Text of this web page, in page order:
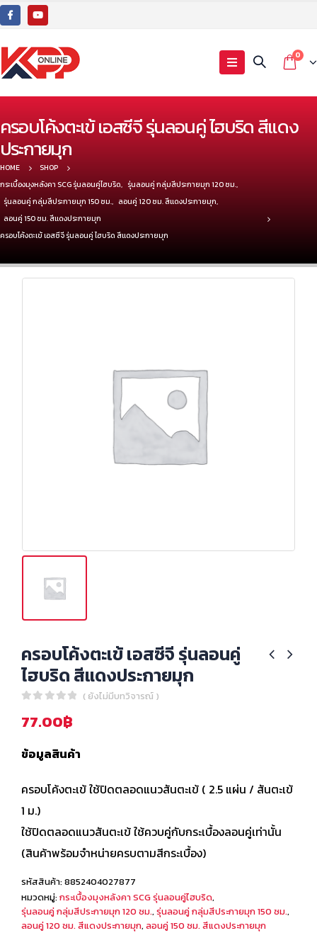
0
ครอบโค้งตะเข้ เอสซีจี รุ่นลอนคู่ ไฮบริด สีแดง
ประกายมุก
HOME
SHOP
กระเบื้องมุงหลังคา SCG รุ่นลอนคู่ไฮบริด, รุ่นลอนคู่ กลุ่มสีประกายมุก 120 ซม.,
รุ่นลอนคู่ กลุ่มสีประกายมุก 150 ซม., ลอนคู่ 120 ซม. สีแดงประกายมุก,
ลอนคู่ 150 ซม. สีแดงประกายมุก
ครอบโค้งตะเข้ เอสซีจี รุ่นลอนคู่ ไฮบริด สีแดงประกายมุก
ครอบโค้งตะเข้ เอสซีจี รุ่นลอนคู่
ไฮบริด สีแดงประกายมุก
( ยังไม่มีบทวิจารณ์ )
77.00฿
ข้อมูลสินค้า
ครอบโค้งตะเข้ ใช้ปิดตลอดแนวสันตะเข้ ( 2.5 แผ่น / สันตะเข้
1 ม.)
ใช้ปิดตลอดแนวสันตะเข้ ใช้ควบคู่กับกระเบื้องลอนคู่เท่านั้น
(สินค้าพร้อมจำหน่ายครบตามสีกระเบื้อง)
รหัสสินค้า:8852404027877
หมวดหมู่:กระเบื้องมุงหลังคา SCG รุ่นลอนคู่ไฮบริด,
รุ่นลอนคู่ กลุ่มสีประกายมุก 120 ซม., รุ่นลอนคู่ กลุ่มสีประกายมุก 150 ซม.,
ลอนคู่ 120 ซม. สีแดงประกายมุก, ลอนคู่ 150 ซม. สีแดงประกายมุก